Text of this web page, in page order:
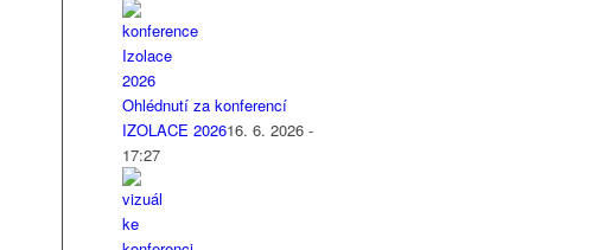
Ohlédnutí za konferencí
IZOLACE 202616. 6. 2026 -
17:27